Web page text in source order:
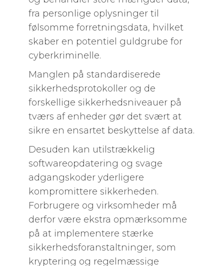
fra personlige oplysninger til
følsomme forretningsdata, hvilket
skaber en potentiel guldgrube for
cyberkriminelle.
Manglen på standardiserede
sikkerhedsprotokoller og de
forskellige sikkerhedsniveauer på
tværs af enheder gør det svært at
sikre en ensartet beskyttelse af data.
Desuden kan utilstrækkelig
softwareopdatering og svage
adgangskoder yderligere
kompromittere sikkerheden.
Forbrugere og virksomheder må
derfor være ekstra opmærksomme
på at implementere stærke
sikkerhedsforanstaltninger, som
kryptering og regelmæssige